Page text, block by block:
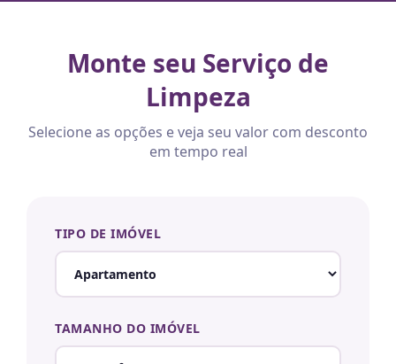
Monte seu Serviço de
Limpeza
Selecione as opções e veja seu valor com desconto
em tempo real
TIPO DE IMÓVEL
TAMANHO DO IMÓVEL